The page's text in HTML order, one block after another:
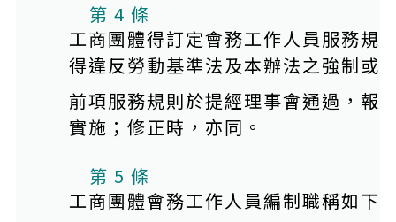
第 4 條
工商團體得訂定會務工作人員服務規
得違反勞動基準法及本辦法之強制或
前項服務規則於提經理事會通過，報
實施；修正時，亦同。
第 5 條
工商團體會務工作人員編制職稱如下